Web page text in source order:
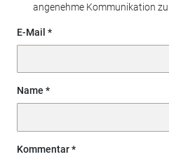
angenehme Kommunikation
E-Mail
Name
Kommentar